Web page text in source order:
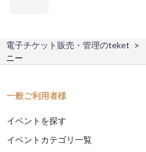
電子チケット販売・管理のteket
ニー
一般ご利用者様
イベントを探す
イベントカテゴリ一覧